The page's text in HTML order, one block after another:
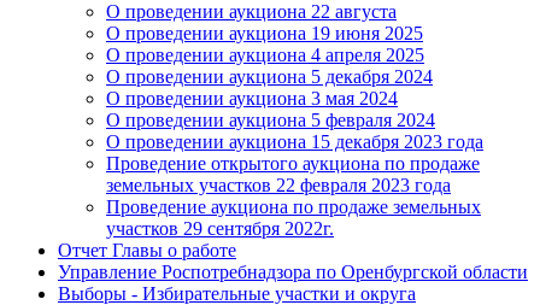
О проведении аукциона 22 августа
О проведении аукциона 19 июня 2025
О проведении аукциона 4 апреля 2025
О проведении аукциона 5 декабря 2024
О проведении аукциона 3 мая 2024
О проведении аукциона 5 февраля 2024
О проведении аукциона 15 декабря 2023 года
Проведение открытого аукциона по продаже
земельных участков 22 февраля 2023 года
Проведение аукциона по продаже земельных
участков 29 сентября 2022г.
Отчет Главы о работе
Управление Роспотребнадзора по Оренбургской области
Выборы - Избирательные участки и округа